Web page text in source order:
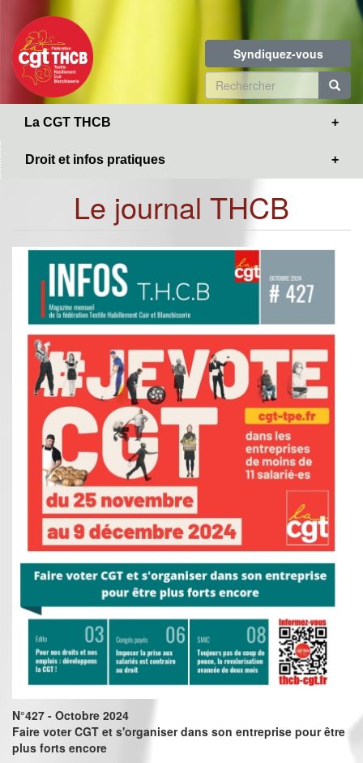
contenu
principal
Syndiquez-vous
Formulaire
de
La CGT THCB
Droit et infos pratiques
Le journal THCB
N°427 - Octobre 2024
Faire voter CGT et s'organiser dans son entreprise pour être
plus forts encore